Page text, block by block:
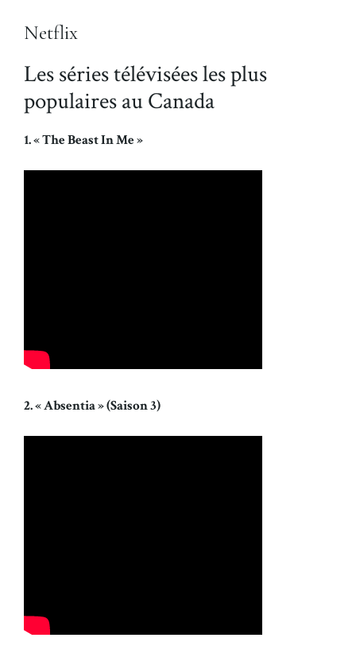
Netflix
Les séries télévisées les plus
populaires au Canada
1. « The Beast In Me »
2. « Absentia » (Saison 3)